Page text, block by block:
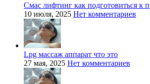
Смас лифтинг как подготовиться к
10 июля, 2025 Нет комментариев
Lpg массаж аппарат что это
27 мая, 2025 Нет комментариев